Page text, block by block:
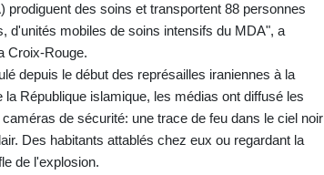
des soins et transportent 88 personnes
d'unités mobiles de soins intensifs du MDA", a
Croix-Rouge.
depuis le début des représailles iraniennes à la
République islamique, les médias ont diffusé les
de sécurité: une trace de feu dans le ciel noir
Des habitants attablés chez eux ou regardant la
de l'explosion.